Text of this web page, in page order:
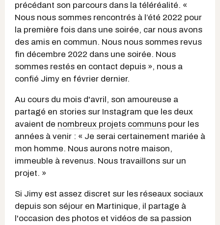
précédant son parcours dans la téléréalité. «
Nous nous sommes rencontrés à l’été 2022 pour
la première fois dans une soirée, car nous avons
des amis en commun. Nous nous sommes revus
fin décembre 2022 dans une soirée. Nous
sommes restés en contact depuis », nous a
confié Jimy en février dernier.
Au cours du mois d'avril, son amoureuse a
partagé en stories sur Instagram que les deux
avaient de nombreux projets communs pour les
années à venir : « Je serai certainement mariée à
mon homme. Nous aurons notre maison,
immeuble à revenus. Nous travaillons sur un
projet. »
Si Jimy est assez discret sur les réseaux sociaux
depuis son séjour en Martinique, il partage à
l'occasion des photos et vidéos de sa passion